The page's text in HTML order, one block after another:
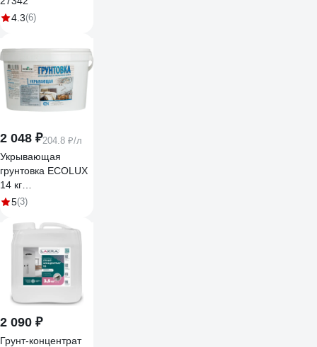
4.3(6)
2 048 ₽204.8 ₽/л
Укрывающая
грунтовка ECOLUX
14 кг
4607133683528
5(3)
2 090 ₽
Грунт-концентрат